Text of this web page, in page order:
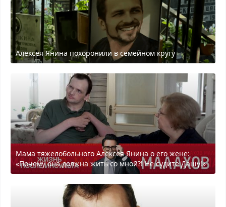
Алексея Янина похоронили в семейном кругу
Мама тяжелобольного Алексея Янина о его жене:
«Почему она должна жить со мной?! Не судите Дашу!»